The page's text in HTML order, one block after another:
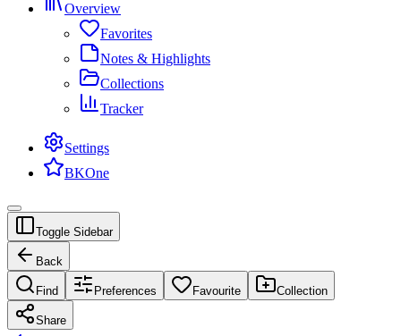
Overview
Favorites
Notes & Highlights
Collections
Tracker
Settings
BKOne
Toggle Sidebar
Back
Find Preferences Favourite Collection
Share